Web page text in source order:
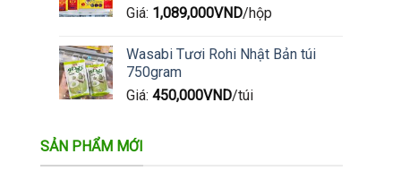
Giá: 1,089,000VND/hộp
Wasabi Tươi Rohi Nhật Bản túi
750gram
Giá: 450,000VND/túi
SẢN PHẨM MỚI